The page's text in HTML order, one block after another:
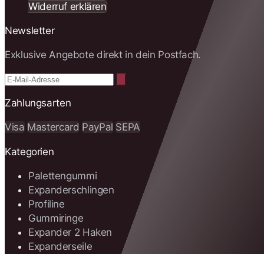
Widerruf erklären
Newsletter
Exklusive Angebote direkt in dein Postfach.
Zahlungsarten
Visa Mastercard PayPal SEPA
Kategorien
Palettengummi
Expanderschlingen
Profiline
Gummiringe
Expander 2 Haken
Expanderseile